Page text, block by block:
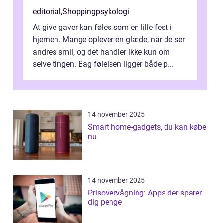
editorial,Shoppingpsykologi
At give gaver kan føles som en lille fest i
hjernen. Mange oplever en glæde, når de ser
andres smil, og det handler ikke kun om
selve tingen. Bag følelsen ligger både p...
14 november 2025
Smart home-gadgets, du kan købe
nu
14 november 2025
Prisovervågning: Apps der sparer
dig penge